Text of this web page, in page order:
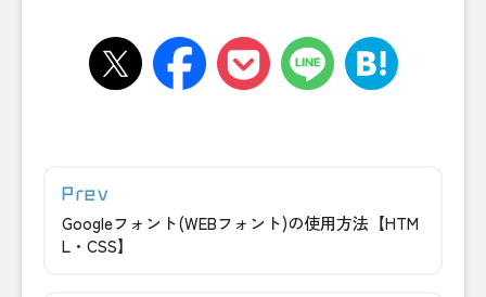
Googleフォント(WEBフォント)の使用方法【HTM
L・CSS】